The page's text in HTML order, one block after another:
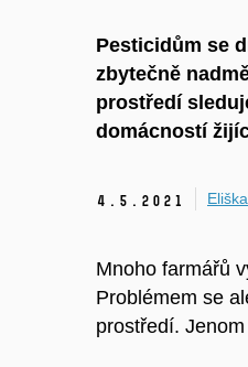
Pesticidům se
zbytečně
prostředí
domácností
4. 5. 2021
Mnoho farmářů
Problémem se
prostředí.